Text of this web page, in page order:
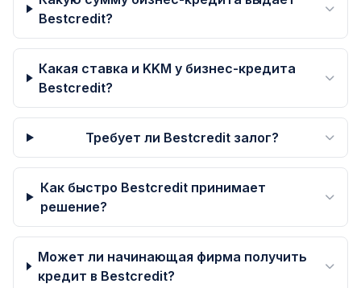
Bestcredit?
Какая ставка и KKM у бизнес-кредита
Bestcredit?
Требует ли Bestcredit залог?
Как быстро Bestcredit принимает
решение?
Может ли начинающая фирма получить
кредит в Bestcredit?